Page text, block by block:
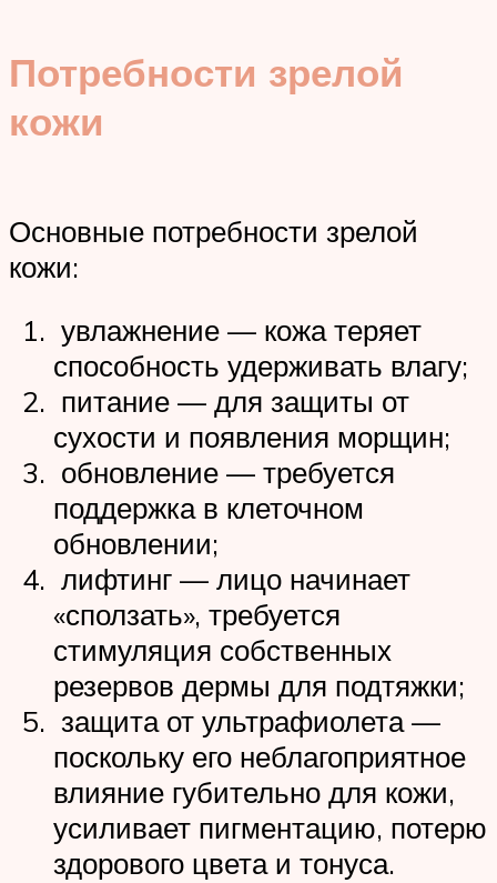
Потребности зрелой
кожи
Основные потребности зрелой
кожи:
увлажнение — кожа теряет
способность удерживать влагу;
питание — для защиты от
сухости и появления морщин;
обновление — требуется
поддержка в клеточном
обновлении;
лифтинг — лицо начинает
«сползать», требуется
стимуляция собственных
резервов дермы для подтяжки;
защита от ультрафиолета —
поскольку его неблагоприятное
влияние губительно для кожи,
усиливает пигментацию, потерю
здорового цвета и тонуса.